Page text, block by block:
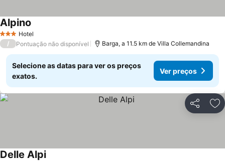
3 EstrelasHotel
Alpino
/ Pontuação não disponível Barga, a 11.5 km de Villa Collemandina
Selecione as datas para ver os preços
exatos.
Ver preços
Partilhar
Delle Alpi